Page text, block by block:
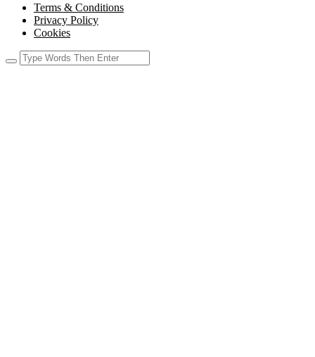
Terms & Conditions
Privacy Policy
Cookies